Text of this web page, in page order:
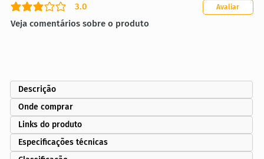
3.0
classificação média é 3 de 5
Veja comentários sobre o produto
Avaliar
Descrição
Onde comprar
Links do produto
Especificações técnicas